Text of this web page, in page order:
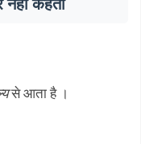
से आता है ।